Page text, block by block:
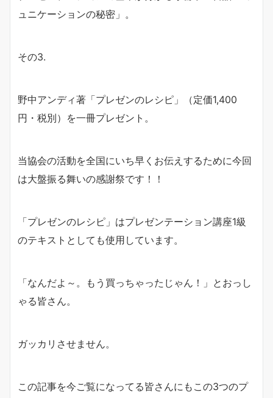
ュニケーションの秘密」。
その3.
野中アンディ著「プレゼンのレシピ」（定価1,400
円・税別）を一冊プレゼント。
当協会の活動を全国にいち早くお伝えするために今回
は大盤振る舞いの感謝祭です！！
「プレゼンのレシピ」はプレゼンテーション講座1級
のテキストとしても使用しています。
「なんだよ～。もう買っちゃったじゃん！」とおっし
ゃる皆さん。
ガッカリさせません。
この記事を今ご覧になってる皆さんにもこの3つのプ